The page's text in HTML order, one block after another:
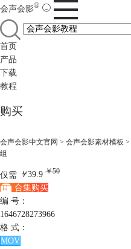
会声会影®
首页
产品
下载
教程
购买
会声会影中文官网 > 会声会影素材模板 >
组
仅需 ￥39.9 ￥50
合集购买
编 号：
1646728273966
格 式：
MOV